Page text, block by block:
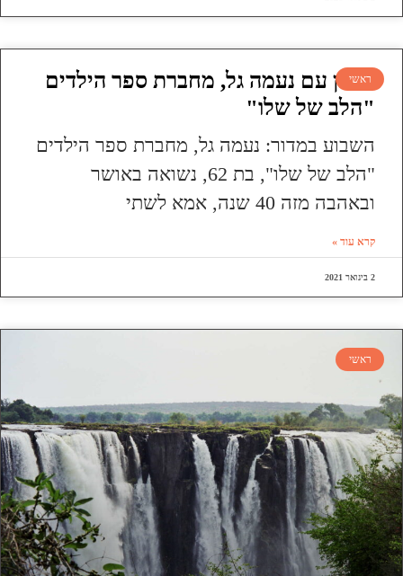
ראשי
ראיון עם נעמה גל, מחברת ספר הילדים
"הלב של שלו"
השבוע במדור: נעמה גל, מחברת ספר הילדים
"הלב של שלו", בת 62, נשואה באושר
ובאהבה מזה 40 שנה, אמא לשתי
קרא עוד »
2 בינואר 2021
ראשי